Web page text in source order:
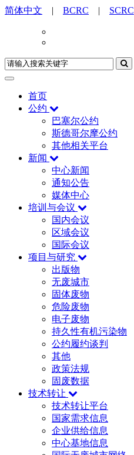
简体中文 | BCRC | SCRC
首页
公约
巴塞尔公约
斯德哥尔摩公约
其他相关平台
新闻
中心新闻
通知公告
媒体中心
培训与会议
国内会议
区域会议
国际会议
项目与研究
出版物
无废城市
固体废物
危险废物
电子废物
持久性有机污染物
公约履约谈判
其他
政策法规
固废数据
技术转让
技术转让平台
国家需求信息
企业供给信息
中心基地信息